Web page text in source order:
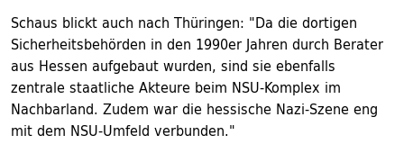
Schaus blickt auch nach Thüringen: "Da die dortigen
Sicherheitsbehörden in den 1990er Jahren durch Berater
aus Hessen aufgebaut wurden, sind sie ebenfalls
zentrale staatliche Akteure beim NSU-Komplex im
Nachbarland. Zudem war die hessische Nazi-Szene eng
mit dem NSU-Umfeld verbunden."